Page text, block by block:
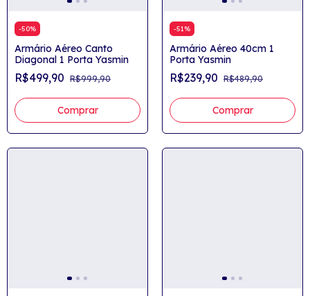
-50%
Armário Aéreo Canto
Diagonal 1 Porta Yasmin
R$499,90 R$999,90
Comprar
-51 %
Armário Aéreo 40cm 1
Porta Yasmin
R$239,90 R$489,90
Comprar